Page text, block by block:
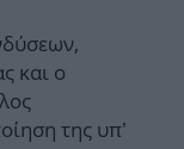
και ο
της υπ’